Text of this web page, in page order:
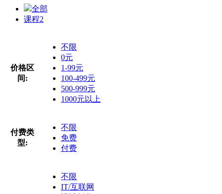
全部
课程2
价格区
间:
不限
0元
1-99元
100-499元
500-999元
1000元以上
付费类
型:
不限
免费
付费
不限
IT/互联网